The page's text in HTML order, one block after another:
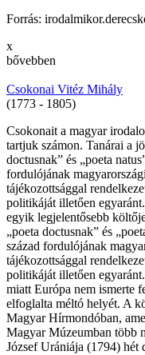
Forrás:
x
bővebben
Csokonai Vitéz Mihály
(1773 - 1805)
Csokonait a magyar
tartjuk számon. Tanárai a
doctusnak” és „poeta
fordulójának
tájékozottsággal
politikáját illetően
egyik legjelentősebb
„poeta doctusnak” és
század fordulójának
tájékozottsággal
politikáját illetően
miatt Európa nem ismerte
elfoglalta méltó helyét. A
Magyar Hírmondóban,
Magyar Múzeumban több
József Urániája (1794) hét